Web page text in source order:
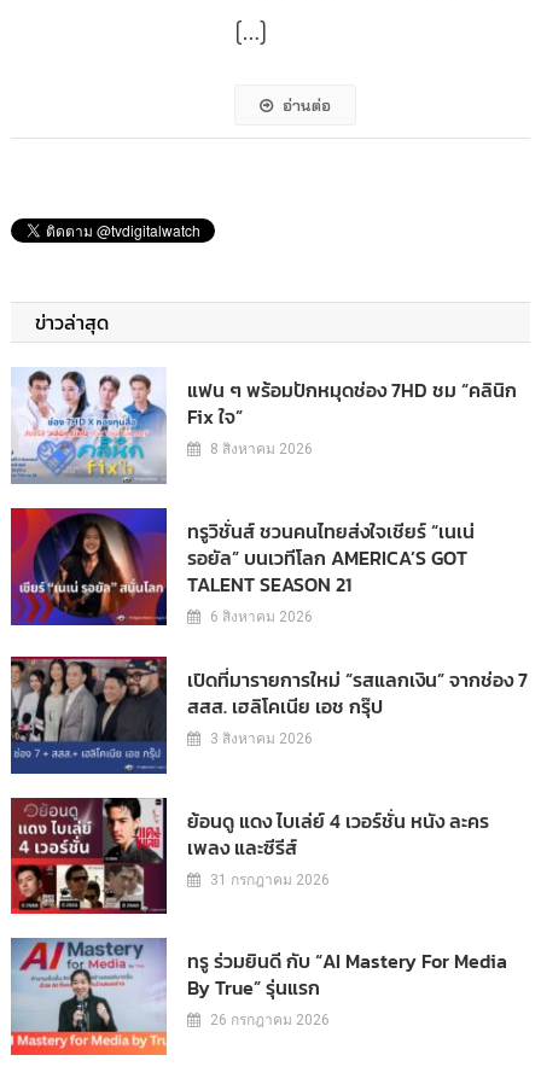
[…]
อ่านต่อ
ข่าวล่าสุด
แฟน ๆ พร้อมปักหมุดช่อง 7HD ชม “คลินิก
Fix ใจ”
8 สิงหาคม 2026
ทรูวิชั่นส์ ชวนคนไทยส่งใจเชียร์ “เนเน่
รอยัล” บนเวทีโลก AMERICA’S GOT
TALENT SEASON 21
6 สิงหาคม 2026
เปิดที่มารายการใหม่ “รสแลกเงิน” จากช่อง 7
สสส. เฮลิโคเนีย เอช กรุ๊ป
3 สิงหาคม 2026
ย้อนดู แดง ไบเล่ย์ 4 เวอร์ชั่น หนัง ละคร
เพลง และซีรีส์
31 กรกฎาคม 2026
ทรู ร่วมยินดี กับ “AI Mastery For Media
By True” รุ่นแรก
26 กรกฎาคม 2026